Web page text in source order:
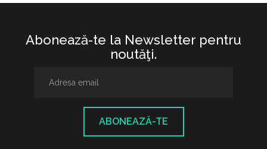
Abonează-te la Newsletter pentru
noutăţi.
ABONEAZĂ-TE